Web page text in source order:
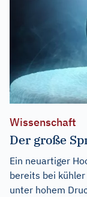
Wissenschaft
Der große
Ein neuartiger
bereits bei
unter hohem